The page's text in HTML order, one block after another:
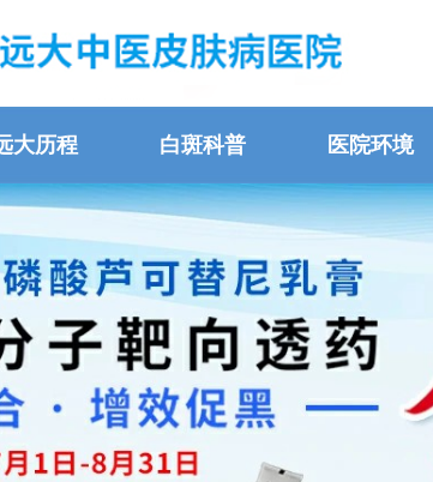
大历程 白斑科普 医院环境